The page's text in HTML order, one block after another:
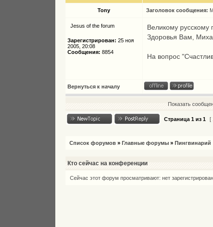
Tony Заголовок сообщения:
Jesus of the forum
Зарегистрирован: 25 ноя
2005, 20:08
Сообщения: 8854
Великому
Здоровья Вам,
На вопрос
Вернуться к началу
Показать
Страница1 из1 [
Список форумов »Главные форумы »Пингвинарий
Кто сейчас на конференции
Сейчас этот форум просматривают: нет